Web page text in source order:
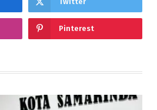
Pinterest